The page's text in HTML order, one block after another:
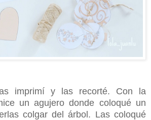
imprimí y las recorté. Con la
un agujero donde coloqué un
colgar del árbol. Las coloqué